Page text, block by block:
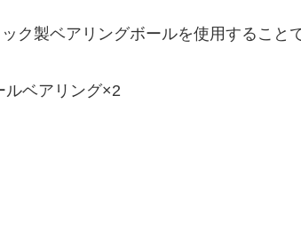
ク製ベアリングボールを使用すること
ルベアリング×2